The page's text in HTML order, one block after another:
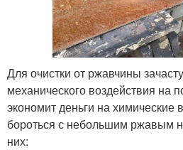
Для очистки от ржавчины
механического воздействия на
экономит деньги на химические
бороться с небольшим ржавым
них: